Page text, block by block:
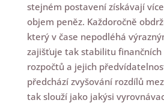
stejném postavení získávají
objem peněz. Každoročně
který v čase nepodléhá
zajišťuje tak stabilitu finančních
rozpočtů a jejich
předchází zvyšování rozdílů
tak slouží jako jakýsi